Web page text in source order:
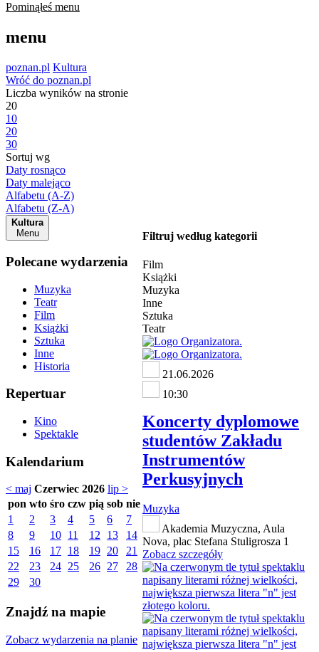
Pominąłeś menu
menu
poznan.pl Kultura
Wróć do poznan.pl
Liczba wyników na stronie
20
10
20
30
Sortuj wg
Daty rosnąco
Daty malejąco
Alfabetu (A-Z)
Alfabetu (Z-A)
Kultura
Menu
Polecane wydarzenia
Muzyka
Teatr
Film
Książki
Sztuka
Inne
Historia
Repertuar
Kino
Spektakle
Kalendarium
< maj Czerwiec 2026 lip >
pon wto śro czw pią sob nie
1
2 3 4 5 6
7
8
9 10 11 12 13
14
15
16 17 18 19 20
21
22
23 24 25 26 27
28
29
30
Znajdź na mapie
Zobacz wydarzenia na planie
Filtruj według kategorii
Film
Książki
Muzyka
Inne
Sztuka
Teatr
21.06.2026
10:30
Koncerty dyplomowe
studentów Zakładu
Instrumentów
Perkusyjnych
Muzyka
Akademia Muzyczna, Aula
Nova, plac Stefana Stuligrosza 1
Zobacz szczegóły